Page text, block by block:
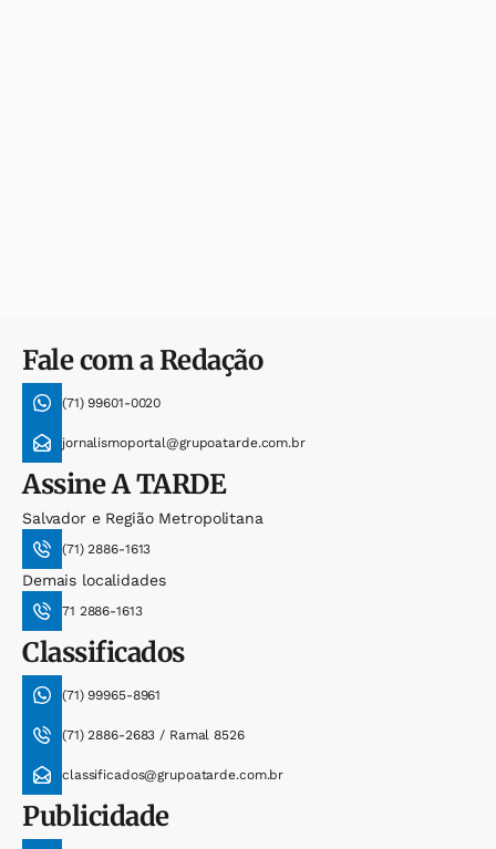
Fale com a Redação
(71) 99601-0020
jornalismoportal@grupoatarde.com.br
AssineA TARDE
Salvador e Região Metropolitana
(71) 2886-1613
Demais localidades
71 2886-1613
Classificados
(71) 99965-8961
(71) 2886-2683 / Ramal 8526
classificados@grupoatarde.com.br
Publicidade